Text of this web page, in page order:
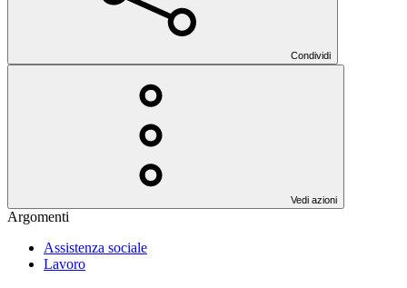
Condividi
Vedi azioni
Argomenti
Assistenza sociale
Lavoro